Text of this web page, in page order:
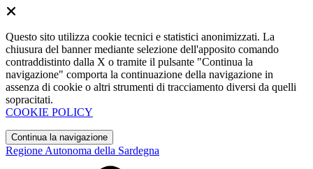
Questo sito utilizza cookie tecnici e statistici anonimizzati. La
chiusura del banner mediante selezione dell'apposito comando
contraddistinto dalla X o tramite il pulsante "Continua la
navigazione" comporta la continuazione della navigazione in
assenza di cookie o altri strumenti di tracciamento diversi da quelli
sopracitati.
COOKIE POLICY
Continua la navigazione
Regione Autonoma della Sardegna